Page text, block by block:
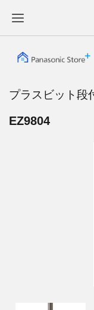
プラスビット段
EZ9804